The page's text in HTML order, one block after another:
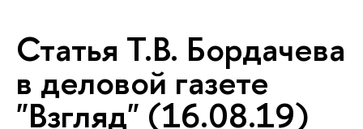
Статья Т.В. Бордачева
в деловой газете
"Взгляд" (16.08.19)